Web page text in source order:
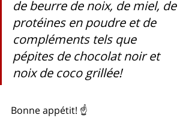
de beurre de noix, de miel, de
protéines en poudre et de
compléments tels que
pépites de chocolat noir et
noix de coco grillée!
Bonne appétit! ☝️